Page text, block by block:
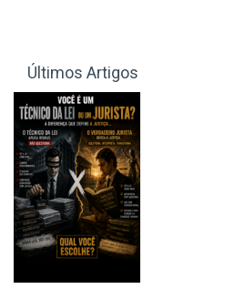
Últimos Artigos